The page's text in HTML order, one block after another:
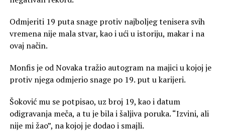
Odmjeriti 19 puta snage protiv najboljeg tenisera svih
vremena nije mala stvar, kao i ući u istoriju, makar i na
ovaj način.
Monfis je od Novaka tražio autogram na majici u kojoj je
protiv njega odmjerio snage po 19. put u karijeri.
Šoković mu se potpisao, uz broj 19, kao i datum
odigravanja meča, a tu je bila i šaljiva poruka. “Izvini, ali
nije mi žao”, na kojoj je dodao i smajli.